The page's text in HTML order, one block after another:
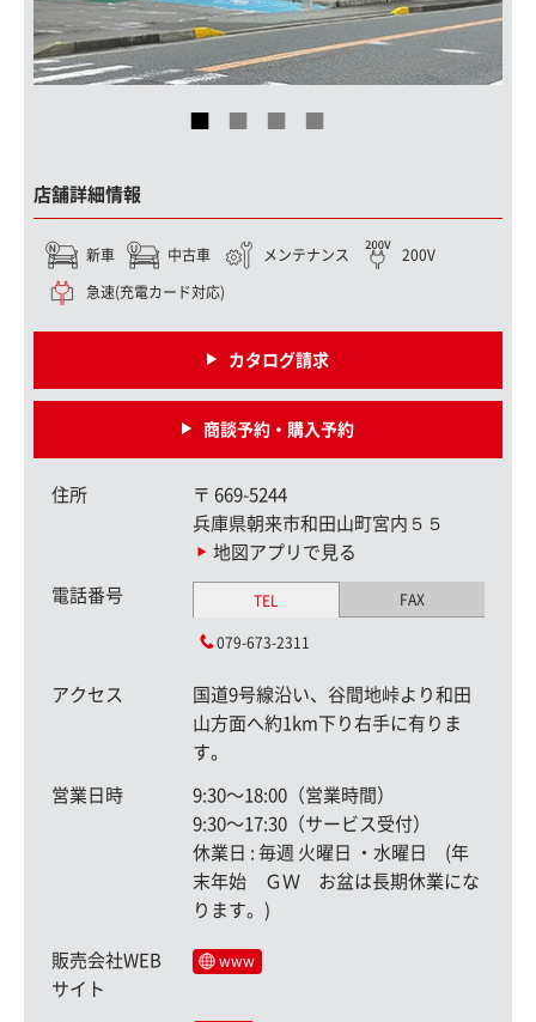
店舗詳細情報
新車 中古車 メンテナンス 200V
急速(充電カード対応)
カタログ請求
商談予約・購入予約
住所 〒 669-5244
兵庫県朝来市和田山町宮内５５
地図アプリで見る
電話番号 TEL FAX
079-673-2311
アクセス
国道9号線沿い、谷間地峠より和田
山方面へ約1km下り右手に有りま
す。
営業日時
9:30〜18:00（営業時間）
9:30〜17:30（サービス受付）
休業日 : 毎週 火曜日 ・水曜日 (年
末年始 ＧＷ お盆は長期休業にな
ります。)
販売会社WEB
サイト
www